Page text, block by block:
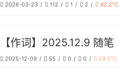
2026-03-23 112 1 2 42.2℃
【作词】2025.12.9 随笔
2025-12-09 55 0 0 29.5℃